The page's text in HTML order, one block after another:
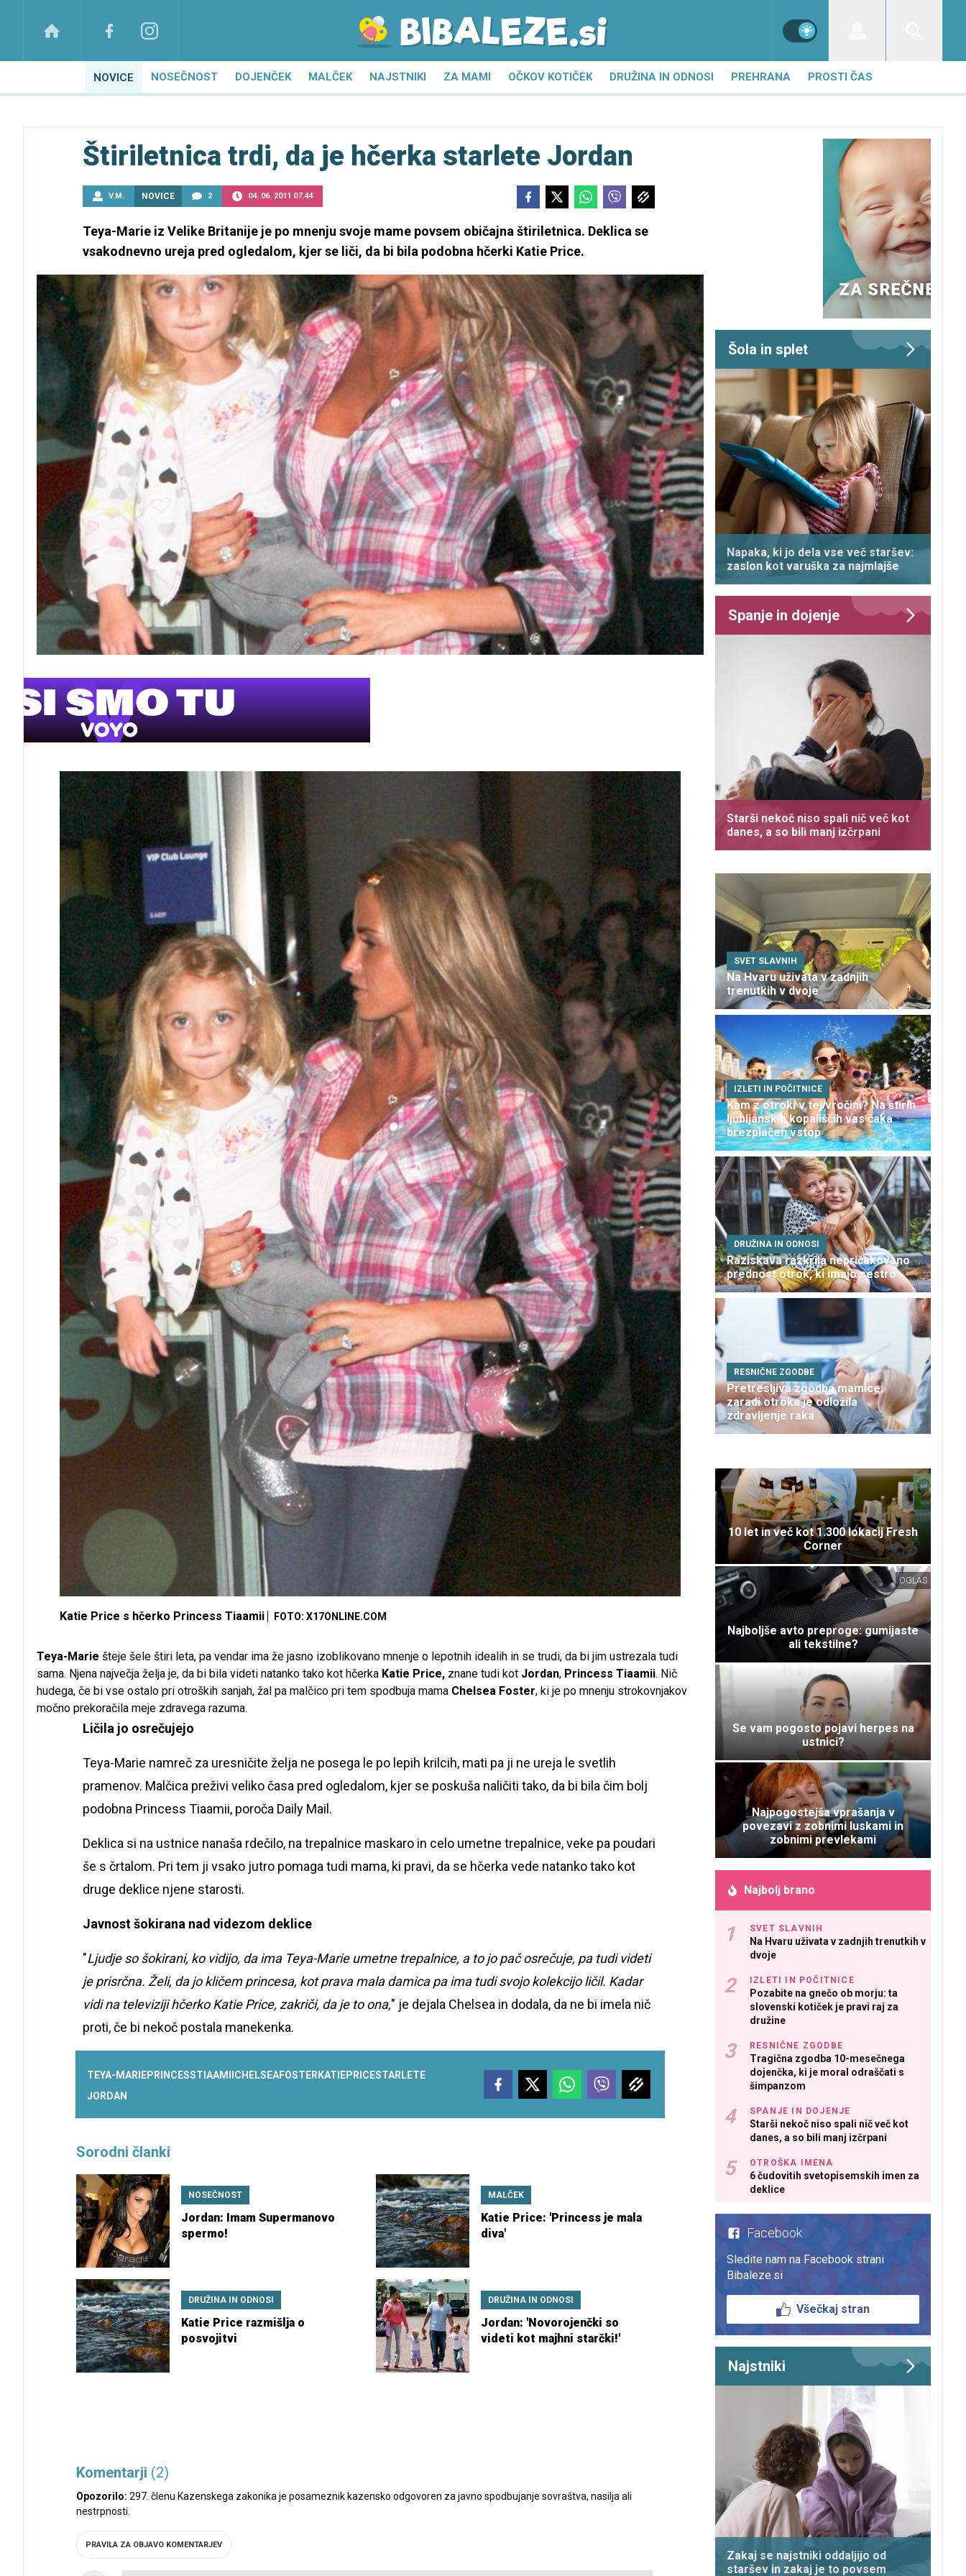
NOVICE NOSEČNOST DOJENČEK MALČEK NAJSTNIKI ZA MAMI OČKOV KOTIČEK DRUŽINA IN ODNOSI PREHRANA PROSTI ČAS
Štiriletnica trdi, da je hčerka starlete Jordan
V.M. NOVICE 2 04. 06. 2011 07.44
Teya-Marie iz Velike Britanije je po mnenju svoje mame povsem običajna štiriletnica. Deklica se
vsakodnevno ureja pred ogledalom, kjer se liči, da bi bila podobna hčerki Katie Price.
Katie Price s hčerko Princess Tiaamii FOTO: X17ONLINE.COM
Teya-Marie šteje šele štiri leta, pa vendar ima že jasno izoblikovano mnenje o lepotnih idealih in se trudi, da bi jim ustrezala tudi
sama. Njena največja želja je, da bi bila videti natanko tako kot hčerka Katie Price, znane tudi kot Jordan, Princess Tiaamii. Nič
hudega, če bi vse ostalo pri otroških sanjah, žal pa malčico pri tem spodbuja mama Chelsea Foster, ki je po mnenju strokovnjakov
močno prekoračila meje zdravega razuma.
Ličila jo osrečujejo
Teya-Marie namreč za uresničite želja ne posega le po lepih krilcih, mati pa ji ne ureja le svetlih
pramenov. Malčica preživi veliko časa pred ogledalom, kjer se poskuša naličiti tako, da bi bila čim bolj
podobna Princess Tiaamii, poroča Daily Mail.
Deklica si na ustnice nanaša rdečilo, na trepalnice maskaro in celo umetne trepalnice, veke pa poudari
še s črtalom. Pri tem ji vsako jutro pomaga tudi mama, ki pravi, da se hčerka vede natanko tako kot
druge deklice njene starosti.
Javnost šokirana nad videzom deklice
"Ljudje so šokirani, ko vidijo, da ima Teya-Marie umetne trepalnice, a to jo pač osrečuje, pa tudi videti
je prisrčna. Želi, da jo kličem princesa, kot prava mala damica pa ima tudi svojo kolekcijo ličil. Kadar
vidi na televiziji hčerko Katie Price, zakriči, da je to ona," je dejala Chelsea in dodala, da ne bi imela nič
proti, če bi nekoč postala manekenka.
TEYA-MARIEPRINCESSTIAAMII CHELSEAFOSTER KATIEPRICESTARLETE
JORDAN
Sorodni članki
NOSEČNOST
Jordan: Imam Supermanovo
spermo!
MALČEK
Katie Price: 'Princess je mala
diva'
DRUŽINA IN ODNOSI
Katie Price razmišlja o
posvojitvi
DRUŽINA IN ODNOSI
Jordan: 'Novorojenčki so
videti kot majhni starčki!'
Komentarji (2)
Opozorilo: 297. členu Kazenskega zakonika je posameznik kazensko odgovoren za javno spodbujanje sovraštva, nasilja ali
nestrpnosti.
PRAVILA ZA OBJAVO KOMENTARJEV
Šola in splet
Napaka, ki jo dela vse več staršev:
zaslon kot varuška za najmlajše
Spanje in dojenje
Starši nekoč niso spali nič več kot
danes, a so bili manj izčrpani
SVET SLAVNIH
Na Hvaru uživata v zadnjih
trenutkih v dvoje
IZLETI IN POČITNICE
Kam z otroki v tej vročini? Na štirih
ljubljanskih kopališčih vas čaka
brezplačen vstop
DRUŽINA IN ODNOSI
Raziskava razkrila nepričakovano
prednost otrok, ki imajo sestro
RESNIČNE ZGODBE
Pretresljiva zgodba mamice:
zaradi otroka je odložila
zdravljenje raka
10 let in več kot 1.300 lokacij Fresh
Corner
OGLAS
Najboljše avto preproge: gumijaste
ali tekstilne?
Se vam pogosto pojavi herpes na
ustnici?
Najpogostejša vprašanja v
povezavi z zobnimi luskami in
zobnimi prevlekami
Najbolj brano
SVET SLAVNIH
Na Hvaru uživata v zadnjih trenutkih v
dvoje
IZLETI IN POČITNICE
Pozabite na gnečo ob morju: ta
slovenski kotiček je pravi raj za
družine
RESNIČNE ZGODBE
Tragična zgodba 10-mesečnega
dojenčka, ki je moral odraščati s
šimpanzom
SPANJE IN DOJENJE
Starši nekoč niso spali nič več kot
danes, a so bili manj izčrpani
OTROŠKA IMENA
6 čudovitih svetopisemskih imen za
deklice
Facebook
Sledite nam na Facebook strani
Bibaleze.si
Všečkaj stran
Najstniki
Zakaj se najstniki oddaljijo od
staršev in zakaj je to povsem